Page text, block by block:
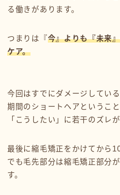
る働きがあります。
つまりは『今』よりも『未来
ケア。
今回はすでにダメージしてい
期間のショートヘアというこ
「こうしたい」に若干のズレ
最後に縮毛矯正をかけてから
でも毛先部分は縮毛矯正部分
す。